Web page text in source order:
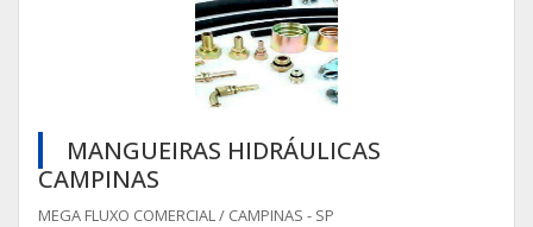
MANGUEIRAS HIDRÁULICAS
CAMPINAS
MEGA FLUXO COMERCIAL / CAMPINAS - SP